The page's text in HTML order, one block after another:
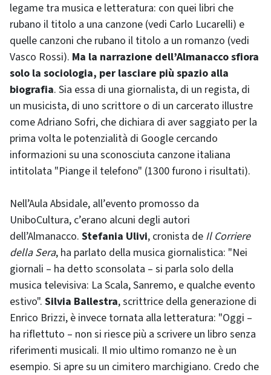
legame tra musica e letteratura: con quei libri che
rubano il titolo a una canzone (vedi Carlo Lucarelli) e
quelle canzoni che rubano il titolo a un romanzo (vedi
Vasco Rossi). Ma la narrazione dell’Almanacco sfiora
solo la sociologia, per lasciare più spazio alla
biografia. Sia essa di una giornalista, di un regista, di
un musicista, di uno scrittore o di un carcerato illustre
come Adriano Sofri, che dichiara di aver saggiato per la
prima volta le potenzialità di Google cercando
informazioni su una sconosciuta canzone italiana
intitolata "Piange il telefono" (1300 furono i risultati).
Nell’Aula Absidale, all’evento promosso da
UniboCultura, c’erano alcuni degli autori
dell’Almanacco. Stefania Ulivi, cronista de Il Corriere
della Sera, ha parlato della musica giornalistica: "Nei
giornali – ha detto sconsolata – si parla solo della
musica televisiva: La Scala, Sanremo, e qualche evento
estivo". Silvia Ballestra, scrittrice della generazione di
Enrico Brizzi, è invece tornata alla letteratura: "Oggi –
ha riflettuto – non si riesce più a scrivere un libro senza
riferimenti musicali. Il mio ultimo romanzo ne è un
esempio. Si apre su un cimitero marchigiano. Credo che